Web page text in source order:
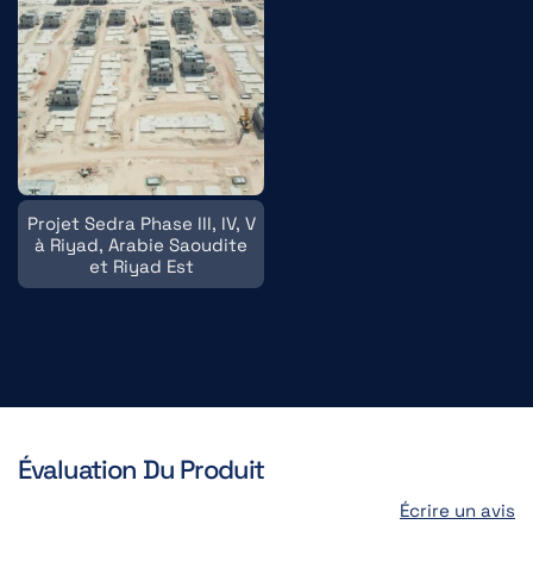
Projet Sedra Phase III, IV, V
à Riyad, Arabie Saoudite
et Riyad Est
Évaluation Du Produit
Écrire un avis